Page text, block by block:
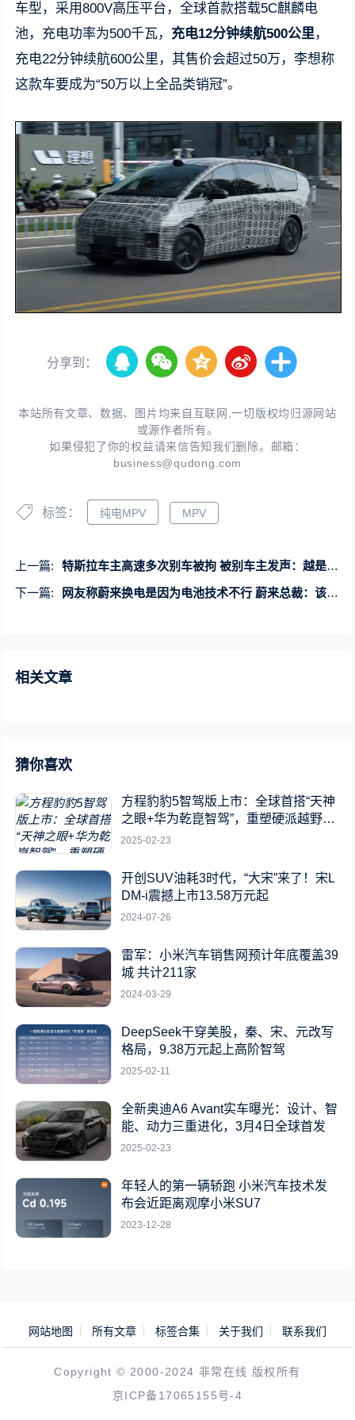
车型，采用800V高压平台，全球首款搭载5C麒麟电
池，充电功率为500千瓦， 充电12分钟续航500公里，
充电22分钟续航600公里，其售价会超过50万，李想称
这款车要成为“50万以上全品类销冠”。
分享到：
本站所有文章、数据、图片均来自互联网,一切版权均归源网站
或源作者所有。
如果侵犯了你的权益请来信告知我们删除。邮箱：
business@qudong.com
标签： 纯电MPV MPV
上一篇:
特斯拉车主高速多次别车被拘 被别车主发声：越是如此越要冷静
下一篇:
网友称蔚来换电是因为电池技术不行 蔚来总裁：该解释、无视还是拉黑
相关文章
猜你喜欢
方程豹豹5智驾版上市：全球首搭“天神
之眼+华为乾崑智驾”，重塑硬派越野新
标杆
2025-02-23
开创SUV油耗3时代，“大宋”来了！宋L
DM-i震撼上市13.58万元起
2024-07-26
雷军：小米汽车销售网预计年底覆盖39
城 共计211家
2024-03-29
DeepSeek干穿美股，秦、宋、元改写
格局，9.38万元起上高阶智驾
2025-02-11
全新奥迪A6 Avant实车曝光：设计、智
能、动力三重进化，3月4日全球首发
2025-02-23
年轻人的第一辆轿跑 小米汽车技术发
布会近距离观摩小米SU7
2023-12-28
网站地图 所有文章 标签合集 关于我们 联系我们
Copyright © 2000-2024 非常在线 版权所有
京ICP备17065155号-4